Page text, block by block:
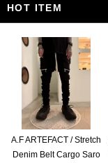
HOT ITEM
A.F ARTEFACT / Stretch
Denim Belt Cargo Saro